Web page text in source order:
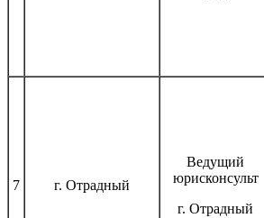
7 г. Отрадный
Ведущий
юрисконсульт
г. Отрадный